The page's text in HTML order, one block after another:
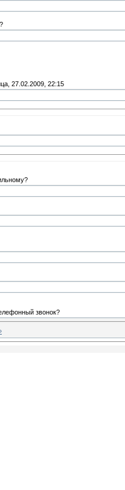
27.02.2009, 22:15
звонок?